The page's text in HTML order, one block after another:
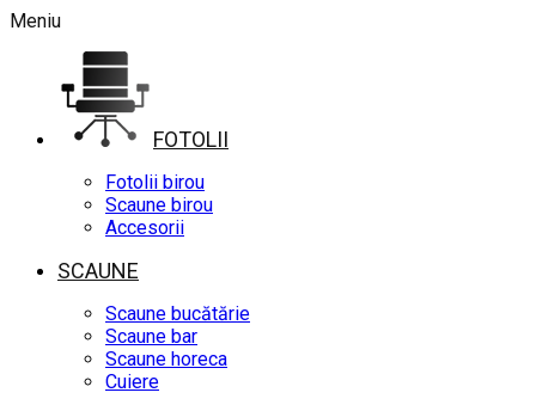
Meniu
FOTOLII
Fotolii birou
Scaune birou
Accesorii
SCAUNE
Scaune bucătărie
Scaune bar
Scaune horeca
Cuiere